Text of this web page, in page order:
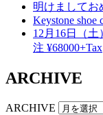
明けましてお
Keystone shoe
12月16日（
注 ¥68000+Tax
ARCHIVE
ARCHIVE